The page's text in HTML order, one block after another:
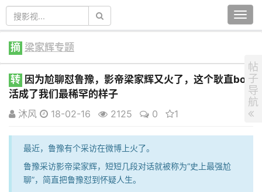
摘 梁家辉专题
转 因为尬聊怼鲁豫，影帝梁家辉又火了，这个耿直boy
活成了我们最稀罕的样子
沐风
18-02-16 2125 0 1
最近，鲁豫有个采访在微博上火了。
鲁豫采访影帝梁家辉，短短几段对话就被称为“史上最强尬
聊”，简直把鲁豫怼到怀疑人生。
帖
子
导
航